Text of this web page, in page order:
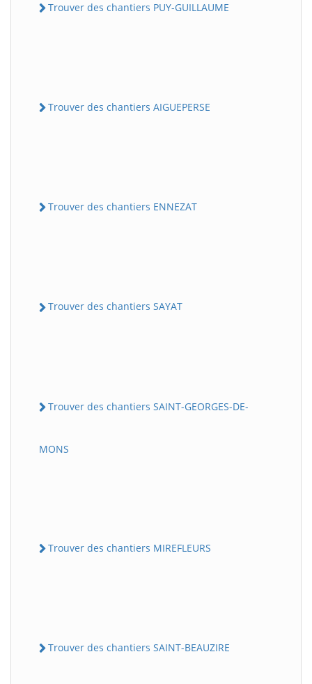
Trouver des chantiers PUY-GUILLAUME
Trouver des chantiers AIGUEPERSE
Trouver des chantiers ENNEZAT
Trouver des chantiers SAYAT
Trouver des chantiers SAINT-GEORGES-DE-
MONS
Trouver des chantiers MIREFLEURS
Trouver des chantiers SAINT-BEAUZIRE